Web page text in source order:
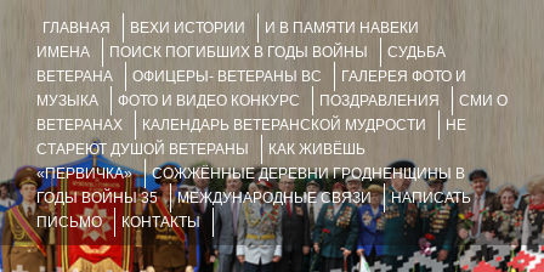
ГЛАВНАЯ ВЕХИ ИСТОРИИ
И В ПАМЯТИ НАВЕКИ
ИМЕНА
ПОИСК ПОГИБШИХ В ГОДЫ ВОЙНЫ
СУДЬБА
ВЕТЕРАНА
ОФИЦЕРЫ- ВЕТЕРАНЫ ВС
ГАЛЕРЕЯ ФОТО И
МУЗЫКА
ФОТО И ВИДЕО КОНКУРС ПОЗДРАВЛЕНИЯ
СМИ О
ВЕТЕРАНАХ
КАЛЕНДАРЬ ВЕТЕРАНСКОЙ МУДРОСТИ
НЕ
СТАРЕЮТ ДУШОЙ ВЕТЕРАНЫ
КАК ЖИВЁШЬ
«ПЕРВИЧКА»
СОЖЖЁННЫЕ ДЕРЕВНИ ГРОДНЕНЩИНЫ В
ГОДЫ ВОЙНЫ 35
МЕЖДУНАРОДНЫЕ СВЯЗИ
НАПИСАТЬ
ПИСЬМО
КОНТАКТЫ